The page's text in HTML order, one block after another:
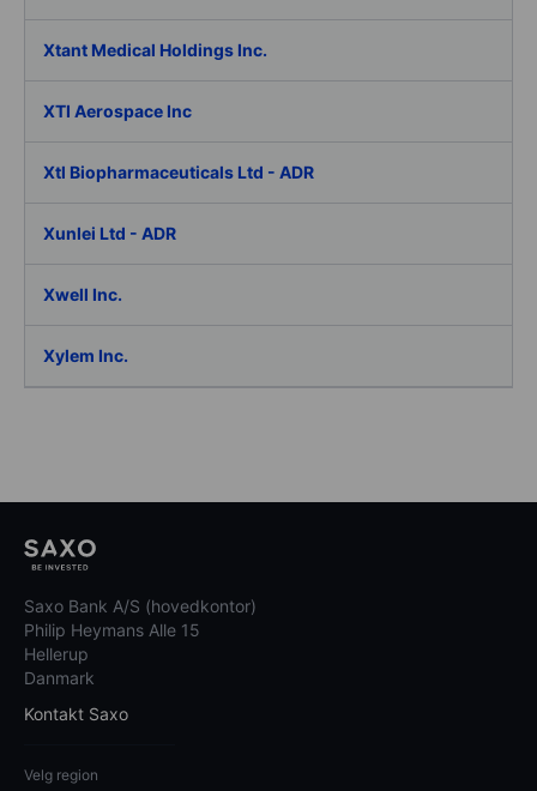
Xtant Medical Holdings Inc.
XTI Aerospace Inc
Xtl Biopharmaceuticals Ltd - ADR
Xunlei Ltd - ADR
Xwell Inc.
Xylem Inc.
Saxo Bank A/S (hovedkontor)
Philip Heymans Alle 15
Hellerup
Danmark
Kontakt Saxo
Velg region